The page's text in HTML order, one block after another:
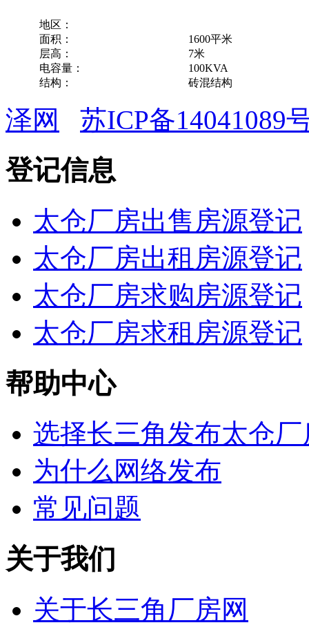
地区：
面积：
1600平米
层高：
7米
电容量：
100KVA
结构：
砖混结构
泽网 苏ICP备14041089
登记信息
太仓厂房出售房源登记
太仓厂房出租房源登记
太仓厂房求购房源登记
太仓厂房求租房源登记
帮助中心
选择长三角发布太仓
为什么网络发布
常见问题
关于我们
关于长三角厂房网